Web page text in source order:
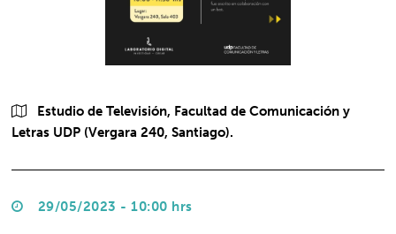
Estudio de Televisión, Facultad de Comunicación y
Letras UDP (Vergara 240, Santiago).
29/05/2023 - 10:00 hrs